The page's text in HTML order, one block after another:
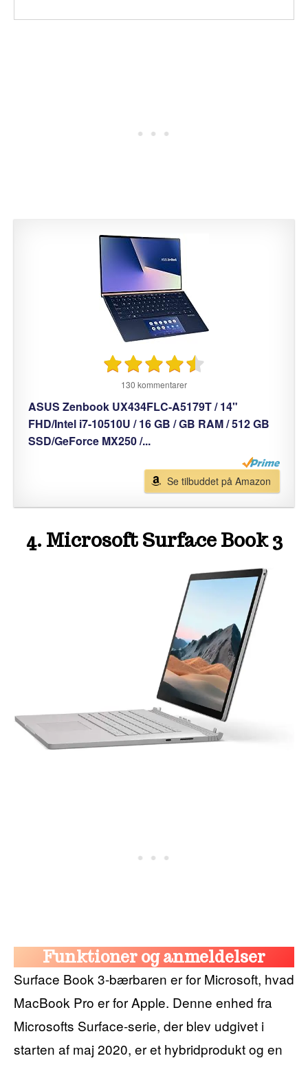
130 kommentarer
ASUS Zenbook UX434FLC-A5179T / 14"
FHD/Intel i7-10510U / 16 GB / GB RAM / 512 GB
SSD/GeForce MX250 /...
Se tilbuddet på Amazon
4. Microsoft Surface Book 3
Funktioner og anmeldelser
Surface Book 3-bærbaren er for Microsoft, hvad
MacBook Pro er for Apple. Denne enhed fra
Microsofts Surface-serie, der blev udgivet i
starten af ​​maj 2020, er et hybridprodukt og en